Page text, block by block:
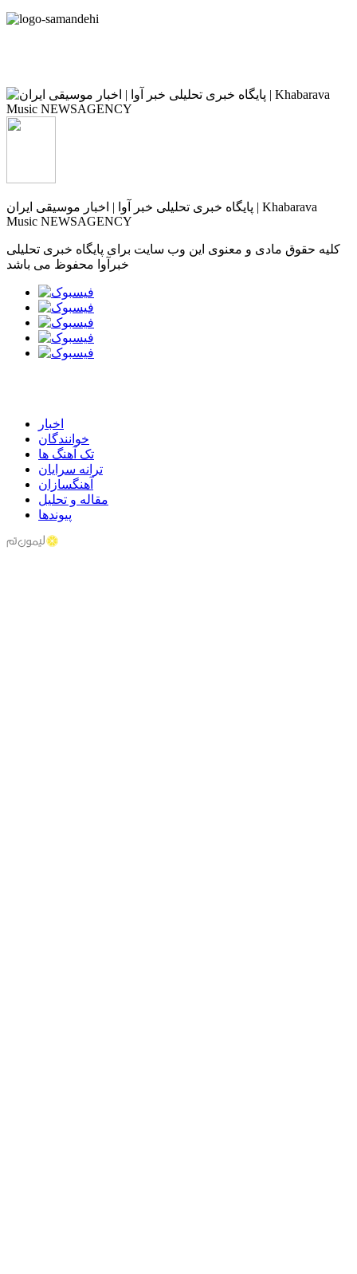
پایگاه خبری تحلیلی خبر آوا | اخبار موسیقی ایران | Khabarava
Music NEWSAGENCY
کلیه حقوق مادی و معنوی این وب سایت برای پایگاه خبری تحلیلی
خبرآوا محفوظ می باشد
اخبار
خوانندگان
تک آهنگ ها
ترانه سرایان
آهنگسازان
مقاله و تحلیل
پیوندها